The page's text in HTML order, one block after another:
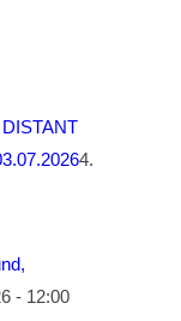
4.
- 12:00